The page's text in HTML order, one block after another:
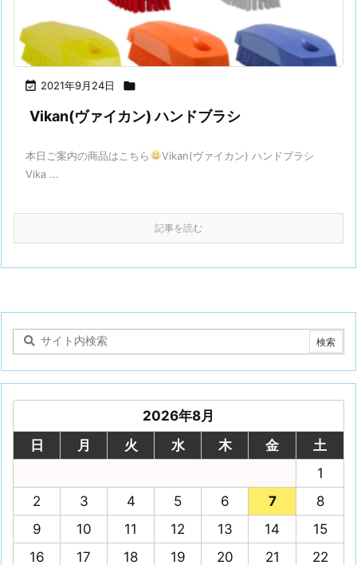
 2021年9月24日 
Vikan(ヴァイカン) ハンドブラシ
本日ご案内の商品はこちら
Vikan(ヴァイカン) ハンドブラシ
Vika ...
記事を読む
2026年8月
日
月 火 水 木 金
土
1
2
3 4 5 6 7
8
9
10 11 12 13 14
15
16
17 18 19 20 21
22